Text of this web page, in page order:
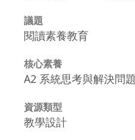
議題
閱讀素養教育
核心素養
A2 系統思考與解決問題
資源類型
教學設計